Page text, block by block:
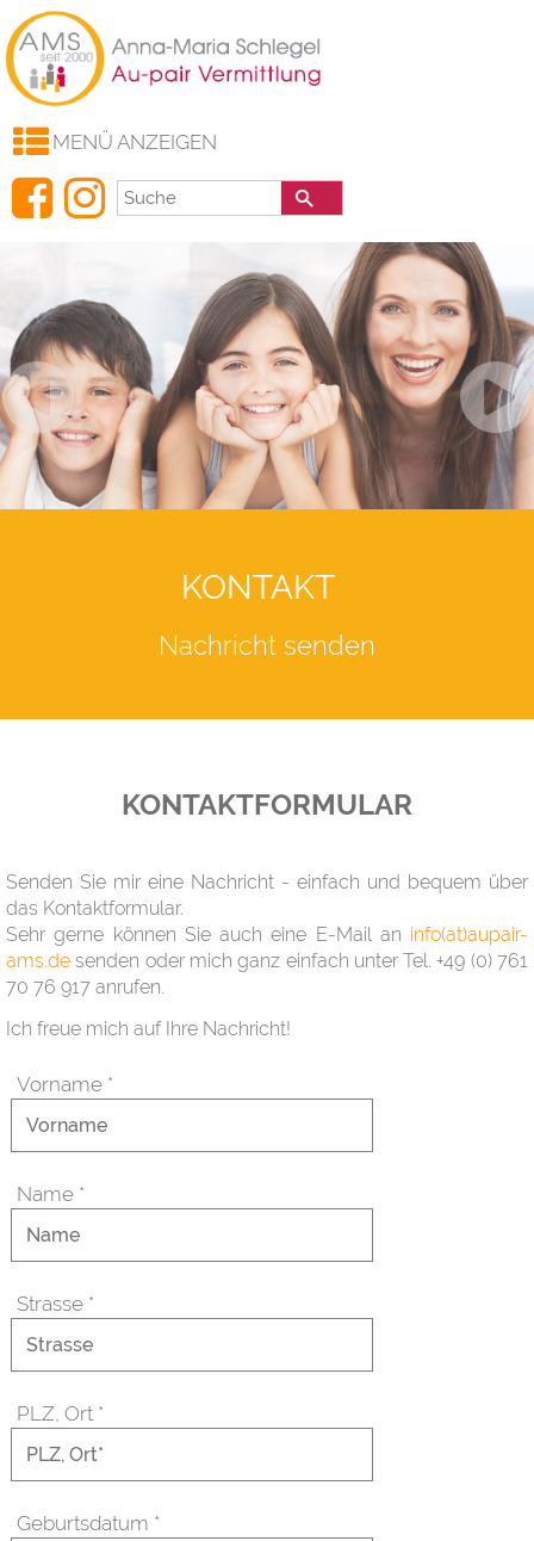
AMS
Gastfamilien
Au-Pair
Haushaltshilfen
Au-Pair Info
Links
Downloads
FAQ
AGB
Impressum
Datenschutz
MENÜ ANZEIGEN
KONTAKT
Nachricht senden
KONTAKTFORMULAR
Senden Sie mir eine Nachricht - einfach und bequem über
das Kontaktformular.
Sehr gerne können Sie auch eine E-Mail an info(at)aupair-
ams.desenden oder mich ganz einfach unter Tel. +49 (0) 761
70 76 917 anrufen.
Ich freue mich auf Ihre Nachricht!
Vorname *
Name *
Strasse *
PLZ, Ort *
Geburtsdatum *